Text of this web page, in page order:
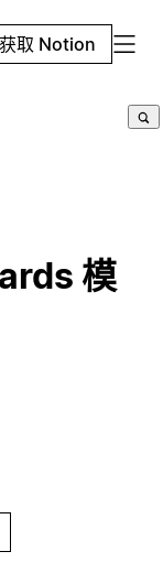
取 Notion
模